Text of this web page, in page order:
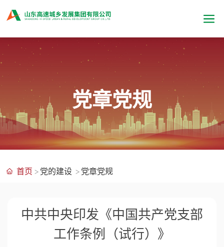
党章党规
首页 党的建设 党章党规
中共中央印发《中国共产党支部
工作条例（试行）》